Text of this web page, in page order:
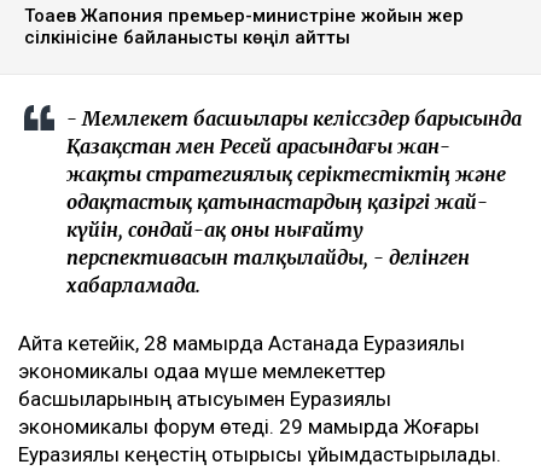
Тоқаев Жапония премьер-министріне жойқын жер
сілкінісіне байланысты көңіл айтты
- Мемлекет басшылары келіссөздер барысында
Қазақстан мен Ресей арасындағы жан-
жақты стратегиялық серіктестіктің және
одақтастық қатынастардың қазіргі жай-
күйін, сондай-ақ оны нығайту
перспективасын талқылайды, - делінген
хабарламада.
Айта кетейік, 28 мамырда Астанада Еуразиялық
экономикалық одаққа мүше мемлекеттер
басшыларының қатысуымен Еуразиялық
экономикалық форум өтеді. 29 мамырда Жоғары
Еуразиялық кеңестің отырысы ұйымдастырылады.